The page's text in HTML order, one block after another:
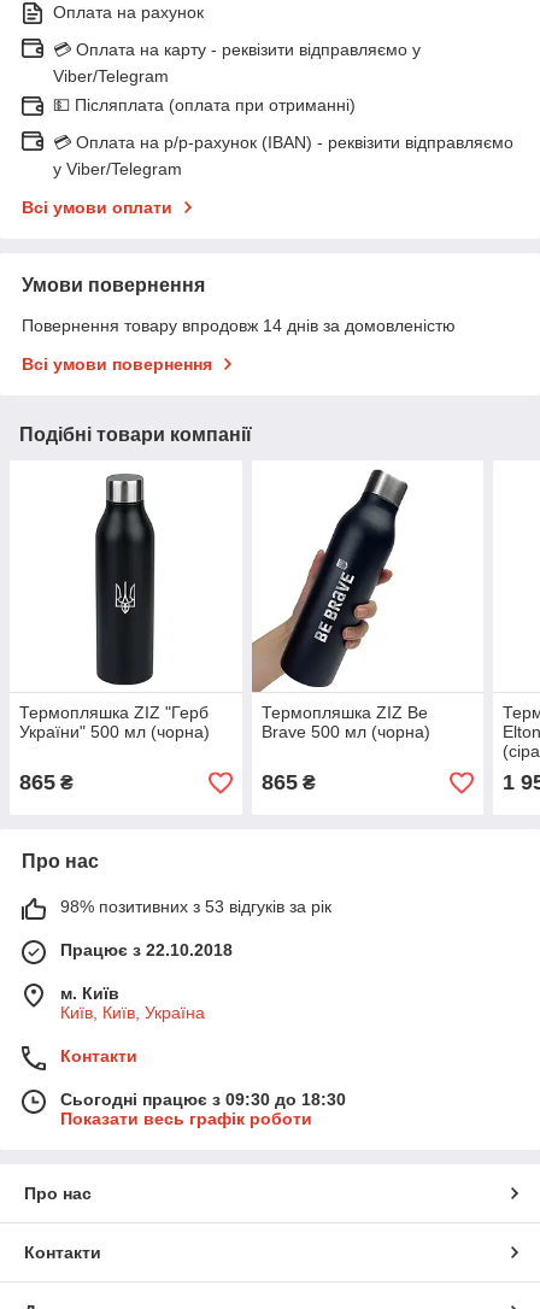
Оплата на рахунок
💳 Оплата на карту - реквізити відправляємо у
Viber/Telegram
💵 Післяплата (оплата при отриманні)
💳 Оплата на р/р-рахунок (IBAN) - реквізити відправляємо
у Viber/Telegram
Всі умови оплати
Умови повернення
Повернення товару впродовж 14 днів за домовленістю
Всі умови повернення
Подібні товари компанії
Термопляшка ZIZ "Герб
України" 500 мл (чорна)
865 ₴
Термопляшка ZIZ Be
Brave 500 мл (чорна)
865₴ 1
Про нас
98% позитивних з 53 відгуків за рік
Працює з 22.10.2018
м. Київ
Київ, Київ, Україна
Контакти
Сьогодні працює з 09:30 до 18:30
Показати весь графік роботи
Про нас
Контакти